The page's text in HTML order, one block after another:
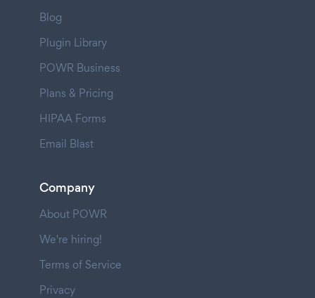
Blog
Plugin Library
POWR Business
Plans & Pricing
HIPAA Forms
Email Blast
Company
About POWR
We're hiring!
Terms of Service
Privacy